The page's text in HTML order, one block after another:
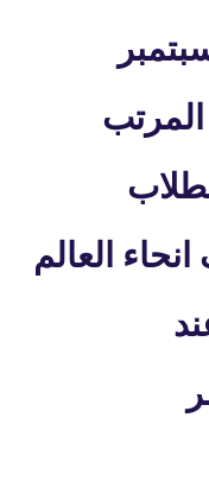
العالم